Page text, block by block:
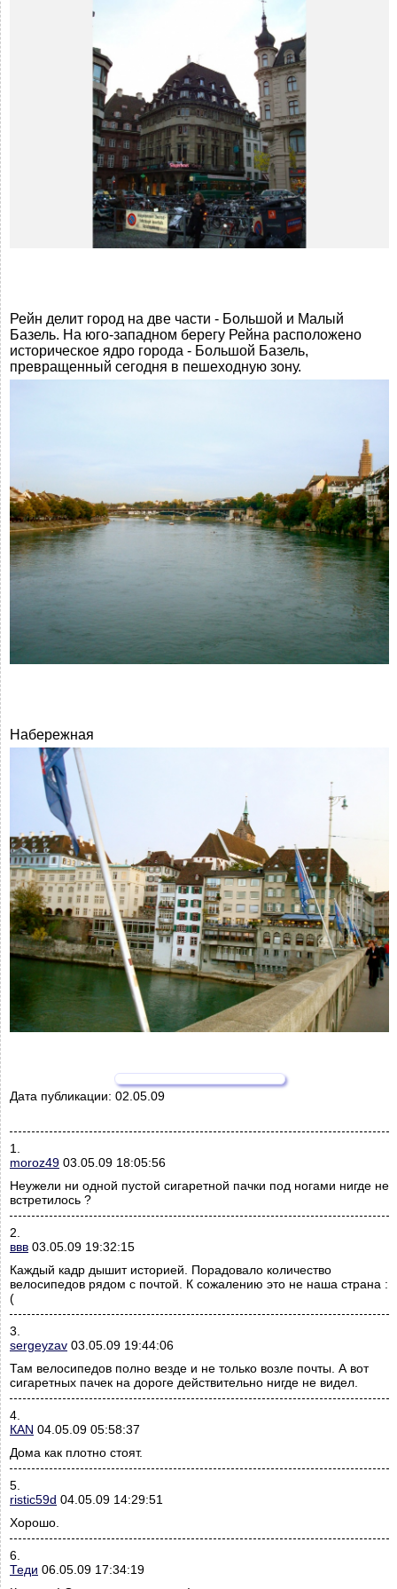
Рейн делит город на две части - Большой и Малый
Базель. На юго-западном берегу Рейна расположено
историческое ядро города - Большой Базель,
превращенный сегодня в пешеходную зону.
Набережная
Дата публикации: 02.05.09
1.
moroz49 03.05.09 18:05:56
Неужели ни одной пустой сигаретной пачки под ногами нигде не
встретилось ?
2.
ввв 03.05.09 19:32:15
Каждый кадр дышит историей. Порадовало количество
велосипедов рядом с почтой. К сожалению это не наша страна :
(
3.
sergeyzav 03.05.09 19:44:06
Там велосипедов полно везде и не только возле почты. А вот
сигаретных пачек на дороге действительно нигде не видел.
4.
КАN 04.05.09 05:58:37
Дома как плотно стоят.
5.
ristic59d 04.05.09 14:29:51
Хорошо.
6.
Теди 06.05.09 17:34:19